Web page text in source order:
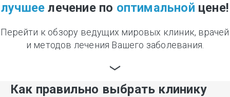
лучшее лечение по оптимальной цене!
Перейти к обзору ведущих мировых клиник, врачей
и методов лечения Вашего заболевания.
Как правильно выбрать клинику